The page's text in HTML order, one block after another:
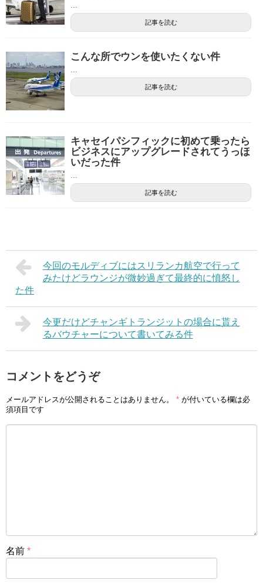
...
記事を読む
こんな所でウンを使いたくない件
...
記事を読む
キャセイパシフィックに初めて乗ったら
ビジネスにアップグレードされてうっほ
いだった件
...
記事を読む
今回のモルディブにはスリランカ航空で行って
みたけどラウンジが微妙過ぎて最終的に憤怒し
た件
今更だけどチャンギトランジットの場合に貰え
るバウチャーについて書いてみる件
コメントをどうぞ
メールアドレスが公開されることはありません。 * が付いている欄は必
須項目です
名前 *